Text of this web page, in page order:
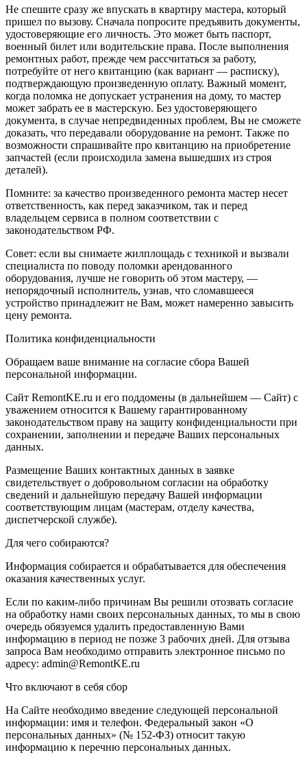
Не спешите сразу же впускать в квартиру мастера, который
пришел по вызову. Сначала попросите предъявить документы,
удостоверяющие его личность. Это может быть паспорт,
военный билет или водительские права. После выполнения
ремонтных работ, прежде чем рассчитаться за работу,
потребуйте от него квитанцию (как вариант — расписку),
подтверждающую произведенную оплату. Важный момент,
когда поломка не допускает устранения на дому, то мастер
может забрать ее в мастерскую. Без удостоверяющего
документа, в случае непредвиденных проблем, Вы не сможете
доказать, что передавали оборудование на ремонт. Также по
возможности спрашивайте про квитанцию на приобретение
запчастей (если происходила замена вышедших из строя
деталей).
Помните: за качество произведенного ремонта мастер несет
ответственность, как перед заказчиком, так и перед
владельцем сервиса в полном соответствии с
законодательством РФ.
Совет: если вы снимаете жилплощадь с техникой и вызвали
специалиста по поводу поломки арендованного
оборудования, лучше не говорить об этом мастеру, —
непорядочный исполнитель, узнав, что сломавшееся
устройство принадлежит не Вам, может намеренно завысить
цену ремонта.
Политика конфиденциальности
Обращаем ваше внимание на согласие сбора Вашей
персональной информации.
Сайт RemontKE.ru и его поддомены (в дальнейшем — Сайт) с
уважением относится к Вашему гарантированному
законодательством праву на защиту конфиденциальности при
сохранении, заполнении и передаче Ваших персональных
данных.
Размещение Ваших контактных данных в заявке
свидетельствует о добровольном согласии на обработку
сведений и дальнейшую передачу Вашей информации
соответствующим лицам (мастерам, отделу качества,
диспетчерской службе).
Для чего собираются?
Информация собирается и обрабатывается для обеспечения
оказания качественных услуг.
Если по каким-либо причинам Вы решили отозвать согласие
на обработку нами своих персональных данных, то мы в свою
очередь обязуемся удалить предоставленную Вами
информацию в период не позже 3 рабочих дней. Для отзыва
запроса Вам необходимо отправить электронное письмо по
адресу: admin@RemontKE.ru
Что включают в себя сбор
На Сайте необходимо введение следующей персональной
информации: имя и телефон. Федеральный закон «О
персональных данных» (№ 152-ФЗ) относит такую
информацию к перечню персональных данных.